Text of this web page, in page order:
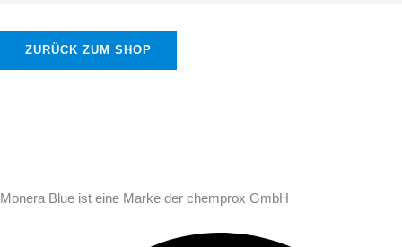
ZURÜCK ZUM SHOP
Monera Blue ist eine Marke der chemprox GmbH